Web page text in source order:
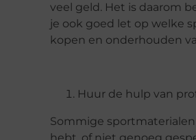
veel geld. Het is daarom
je ook goed let op welke
kopen en onderhouden
Huur de hulp van
Sommige